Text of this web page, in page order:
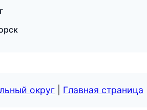
округ Главная страница